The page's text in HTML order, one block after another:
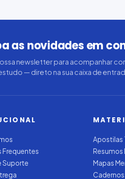
as novidades em
newsletter para acompanhar
— direto na sua caixa de
Frequentes
Suporte
Apostilas
Mapas